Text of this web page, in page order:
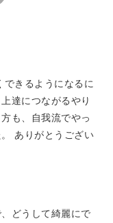
の刺繍を刺しなが
でいただけます。
きるようになるに
達につながるやり
も、自我流でやっ
ありがとうござい
どうして綺麗にで